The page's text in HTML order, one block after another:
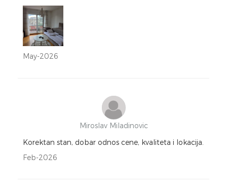
May-2026
Miroslav Miladinovic
Korektan stan, dobar odnos cene, kvaliteta i lokacija.
Feb-2026